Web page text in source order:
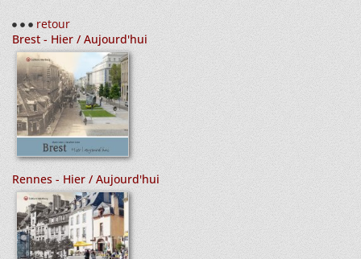
retour
Brest - Hier / Aujourd'hui
Rennes - Hier / Aujourd'hui